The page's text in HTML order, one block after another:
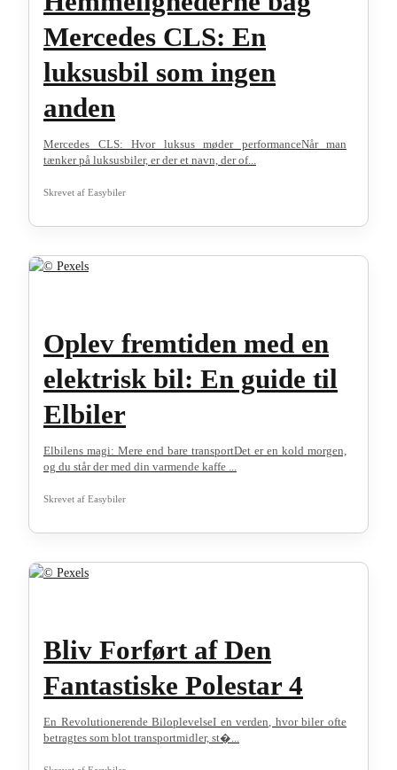
Mercedes CLS: En
luksusbil som ingen
anden
Mercedes CLS: Hvor luksus møder performanceNår man
tænker på luksusbiler, er der et navn, der of...
Skrevet af Easybiler
Oplev fremtiden med en
elektrisk bil: En guide til
Elbiler
Elbilens magi: Mere end bare transportDet er en kold morgen,
og du står der med din varmende kaffe ...
Skrevet af Easybiler
Bliv Forført af Den
Fantastiske Polestar 4
En Revolutionerende BiloplevelseI en verden, hvor biler ofte
betragtes som blot transportmidler, st�...